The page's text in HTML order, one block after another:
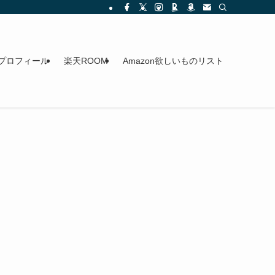
ロフィール 楽天ROOM Amazon欲しいものリスト